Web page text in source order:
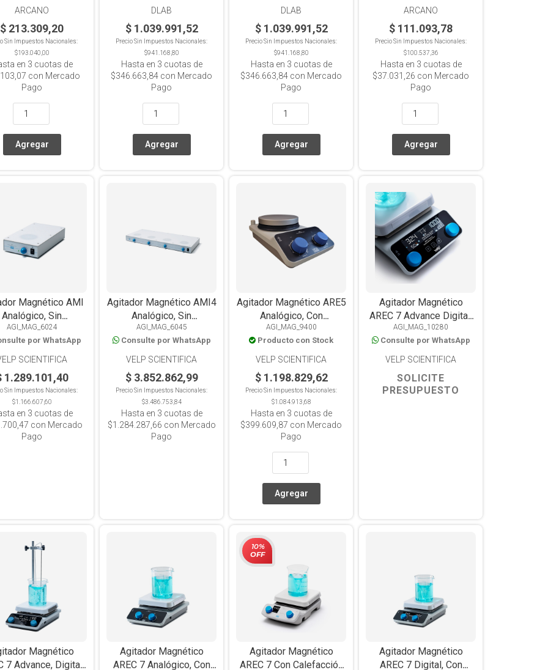
ARCANO
$ 213.309,20
Sin Impuestos Nacionales:
$193.040,00
en 3 cuotas de
con Mercado
Pago
para balón 100ml
DLAB
$ 1.039.991,52
Precio Sin Impuestos Nacionales:
$941.168,80
Hasta en 3 cuotas de
$346.663,84 con Mercado
Pago
Para Balón 250ml
DLAB
$ 1.039.991,52
Precio Sin Impuestos Nacionales:
$941.168,80
Hasta en 3 cuotas de
$346.663,84 con Mercado
Pago
ARCANO
$ 111.093,78
Precio Sin Impuestos Nacionales:
$100.537,36
Hasta en 3 cuotas de
$37.031,26 con Mercado
Pago
Magnético AMI
Analógico, Sin
Iluminación
En Base, 5L
AGI_MAG_6024
por WhatsApp
SCIENTIFICA
1.289.101,40
Sin Impuestos Nacionales:
$1.166.607,60
en 3 cuotas de
con Mercado
Pago
Agitador Magnético AMI4
Analógico, Sin
Calefacción, Iluminación
En Base, 4 Posiciones
x5L c/u
AGI_MAG_6045
Consulte por WhatsApp
VELP SCIENTIFICA
$ 3.852.862,99
Precio Sin Impuestos Nacionales:
$3.486.753,84
Hasta en 3 cuotas de
$1.284.287,66 con Mercado
Pago
Agitador Magnético ARE5
Analógico, Con
Calefacción, Placa
Aluminio, 15L
AGI_MAG_9400
Producto con Stock
VELP SCIENTIFICA
$ 1.198.829,62
Precio Sin Impuestos Nacionales:
$1.084.913,68
Hasta en 3 cuotas de
$399.609,87 con Mercado
Pago
Agitador Magnético
AREC 7 Advance Digital,
con Calefacción, Placa
Cerámica, 550°C, 20L,
WiFi y USB
AGI_MAG_10280
Consulte por WhatsApp
VELP SCIENTIFICA
SOLICITE
PRESUPUESTO
Magnético
7 Advance, Digital,
Agitador Magnético
AREC 7 Analógico, Con
10%
OFF
Agitador Magnético
AREC 7 Con Calefacción
Agitador Magnético
AREC 7 Digital, Con